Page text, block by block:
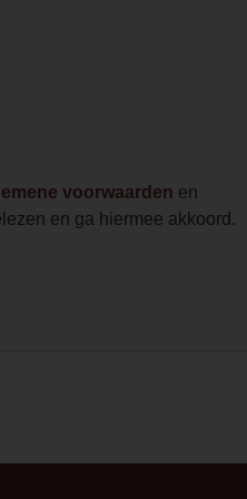
voorwaarden en
en ga hiermee akkoord.